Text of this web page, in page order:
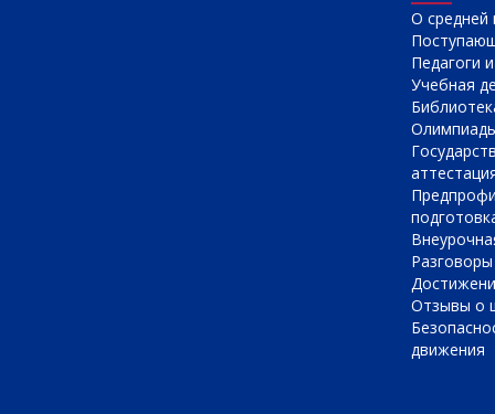
О cредней
Педагоги
Учебная
Отзывы о
движения